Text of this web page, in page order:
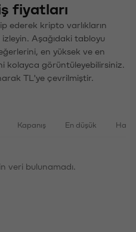
fiyatları
ederek kripto varlıkların
Aşağıdaki tabloyu
en yüksek ve en
kolayca görüntüleyebilirsiniz.
TL'ye çevrilmiştir.
Kapanış En düşük
veri bulunamadı.